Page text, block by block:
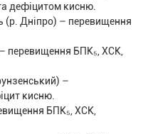
дефіцитом кисню.
(р. Дніпро) – перевищення
перевищення БПК₅, ХСК,
–
кисню.
БПК₅, ХСК,